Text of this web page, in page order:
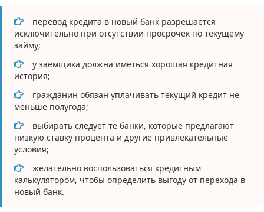
перевод кредита в новый банк разрешается
исключительно при отсутствии просрочек по текущему
займу;
у заемщика должна иметься хорошая кредитная
история;
гражданин обязан уплачивать текущий кредит не
меньше полугода;
выбирать следует те банки, которые предлагают
низкую ставку процента и другие привлекательные
условия;
желательно воспользоваться кредитным
калькулятором, чтобы определить выгоду от перехода в
новый банк.